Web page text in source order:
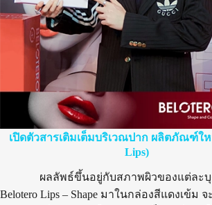
เปิดตัวสารเติมเต็มบริเวณปาก ผลิตภัณฑ์ให
Lips)
ผลลัพธ์ขึ้นอยู่กับสภาพผิวของแต่ละ
Belotero Lips – Shape มาในกล่องสีแดงเข้ม จ